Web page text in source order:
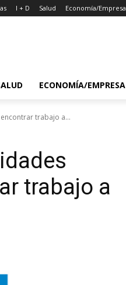
I + D Salud Economía/Empresa
ECONOMÍA/EMPRESA
trabajo a...
trabajo a